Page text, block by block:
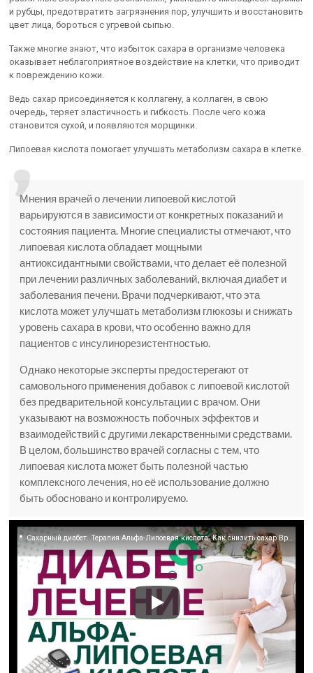
и рубцы, предотвратить загрязнения пор, улучшить и восстановить
цвет лица, бороться с угревой сыпью.
Также многие знают, что избыток сахара в организме человека
оказывает неблагоприятное воздействие на клетки, что приводит
к повреждению кожи.
Ведь сахар присоединяется к коллагену, а коллаген, в свою
очередь, теряет эластичность и гибкость. После чего кожа
становится сухой, и появляются морщинки.
Липоевая кислота помогает улучшать метаболизм сахара в клетке.
Мнения врачей о лечении липоевой кислотой
варьируются в зависимости от конкретных показаний и
состояния пациента. Многие специалисты отмечают, что
липоевая кислота обладает мощными
антиоксидантными свойствами, что делает её полезной
при лечении различных заболеваний, включая диабет и
заболевания печени. Врачи подчеркивают, что эта
кислота может улучшать метаболизм глюкозы и снижать
уровень сахара в крови, что особенно важно для
пациентов с инсулинорезистентностью.
Однако некоторые эксперты предостерегают от
самовольного применения добавок с липоевой кислотой
без предварительной консультации с врачом. Они
указывают на возможность побочных эффектов и
взаимодействий с другими лекарственными средствами.
В целом, большинство врачей согласны с тем, что
липоевая кислота может быть полезной частью
комплексного лечения, но её использование должно
быть обосновано и контролируемо.
💊 Сахарный диабет. Терапия Альфа-Липоевая кислота. Как снизить сахар Врач эндокринолог Ольга Павлова